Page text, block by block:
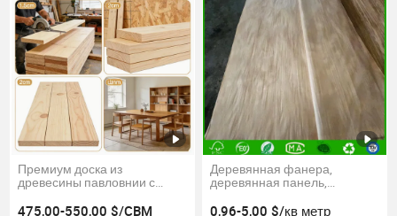
Премиум доска из
древесины павловнии с
для мебели,
475,00-550,00 $/CBM
Деревянная фанера,
деревянная панель,
0,96-5,00 $/кв метр